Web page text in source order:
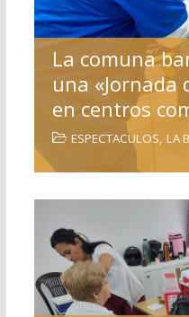
La comuna
una «Jornada
en centros
ESPECTACULOS, LA